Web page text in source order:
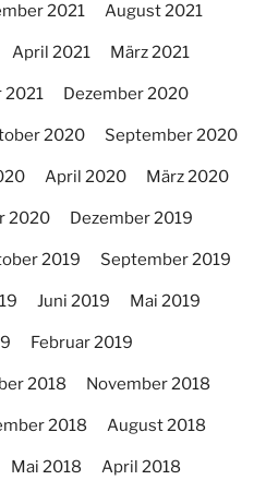
2021 August 2021
April 2021 März 2021
2021 Dezember 2020
2020 September 2020
April 2020 März 2020
2020 Dezember 2019
2019 September 2019
Juni 2019 Mai 2019
Februar 2019
2018 November 2018
2018 August 2018
Mai 2018 April 2018